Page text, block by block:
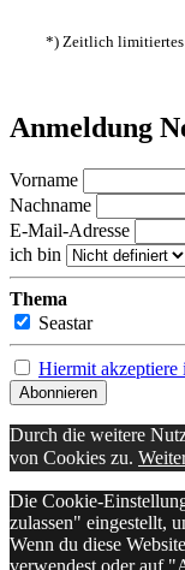
*) Zeitlich limitiertes
Anmeldung
Vorname
Nachname
E-Mail-Adresse
ich bin
Thema
Seastar
Hiermit akzeptiere
Durch die weitere
von Cookies zu.
Die Cookie-
zulassen" eingestellt,
Wenn du diese
verwendest oder auf